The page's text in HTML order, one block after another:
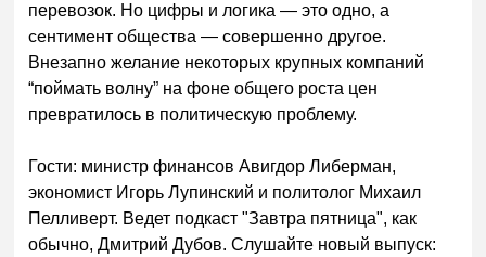
перевозок. Но цифры и логика — это одно, а
сентимент общества — совершенно другое.
Внезапно желание некоторых крупных компаний
“поймать волну” на фоне общего роста цен
превратилось в политическую проблему.
Гости: министр финансов Авигдор Либерман,
экономист Игорь Лупинский и политолог Михаил
Пелливерт. Ведет подкаст "Завтра пятница", как
обычно, Дмитрий Дубов. Слушайте новый выпуск: